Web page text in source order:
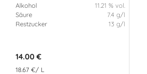
Alkohol
11.21 % vol.
Säure
7.4 g/l
Restzucker
13 g/l
14.00 €
18.67 €/ L